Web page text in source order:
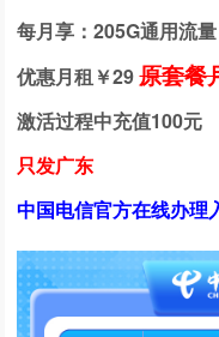
每月享：205G通用流
优惠月租￥29原套餐
激活过程中充值100元
只发广东
中国电信官方在线办理